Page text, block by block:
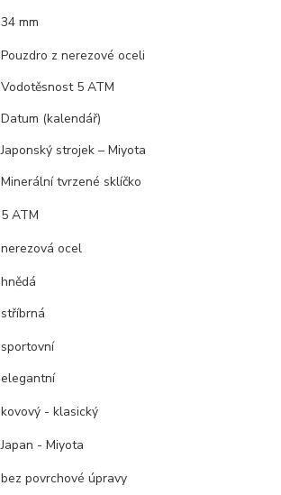
34 mm
Pouzdro z nerezové oceli
Vodotěsnost 5 ATM
Datum (kalendář)
Japonský strojek – Miyota
Minerální tvrzené sklíčko
5 ATM
nerezová ocel
hnědá
stříbrná
sportovní
elegantní
kovový - klasický
Japan - Miyota
bez povrchové úpravy